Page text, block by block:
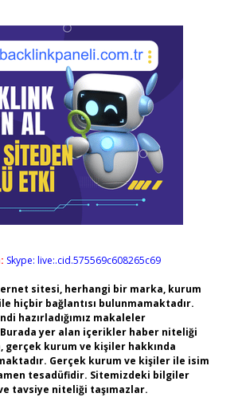
Skype: live:.cid.575569c608265c69
sitesi, herhangi bir marka, kurum
hiçbir bağlantısı bulunmamaktadır.
hazırladığımız makaleler
Burada yer alan içerikler haber niteliği
gerçek kurum ve kişiler hakkında
Gerçek kurum ve kişiler ile isim
tesadüfidir. Sitemizdeki bilgiler
tavsiye niteliği taşımazlar.